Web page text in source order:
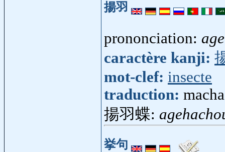
揚羽
prononciation:
caractère kanji:
mot-clef: insecte
traduction:
揚羽蝶:
挙句